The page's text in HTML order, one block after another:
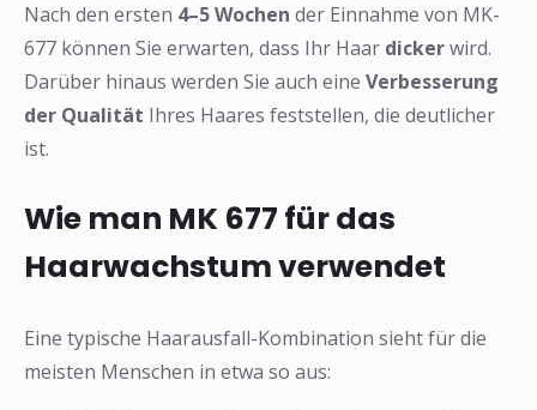
Nach den ersten 4–5 Wochen der Einnahme von MK-
677 können Sie erwarten, dass Ihr Haar dickerwird.
Darüber hinaus werden Sie auch eine Verbesserung
der Qualität Ihres Haares feststellen, die deutlicher
ist.
Wie man MK 677 für das
Haarwachstum verwendet
Eine typische Haarausfall-Kombination sieht für die
meisten Menschen in etwa so aus: